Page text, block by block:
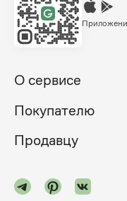
О сервисе
Покупателю
Продавцу